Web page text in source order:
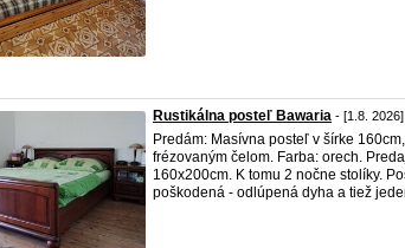
Rustikálna posteľ Bawaria - [1.8. 2026]
Predám: Masívna posteľ v šírke
frézovaným čelom. Farba: orech.
160x200cm. K tomu 2 nočne stolíky.
poškodená - odlúpená dyha a tiež